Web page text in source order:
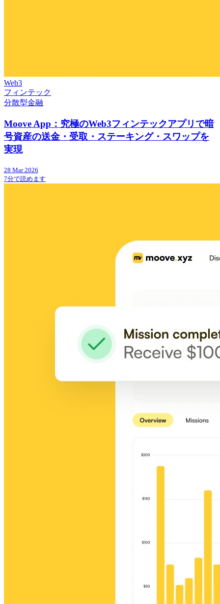
Web3
フィンテック
分散型金融
Moove App：究極のWeb3フィンテックアプリで暗
号資産の送金・受取・ステーキング・スワップを
実現
28 Mar 2026
7分で読めます